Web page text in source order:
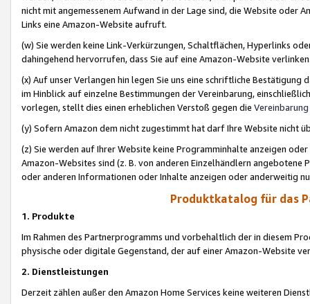
nicht mit angemessenem Aufwand in der Lage sind, die Website oder
Links eine Amazon-Website aufruft.
(w) Sie werden keine Link-Verkürzungen, Schaltflächen, Hyperlinks
dahingehend hervorrufen, dass Sie auf eine Amazon-Website
(x) Auf unser Verlangen hin legen Sie uns eine schriftliche
im Hinblick auf einzelne Bestimmungen der Vereinbarung,
vorlegen, stellt dies einen erheblichen Verstoß gegen die Vereinbarung
(y) Sofern Amazon dem nicht zugestimmt hat darf Ihre Website nicht
(z) Sie werden auf Ihrer Website keine Programminhalte anzeigen
Amazon-Websites sind (z. B. von anderen Einzelhändlern
oder anderen Informationen oder Inhalte anzeigen oder anderweitig
Produktkatalog für das
1. Produkte
Im Rahmen des Partnerprogramms und vorbehaltlich der in diesem
physische oder digitale Gegenstand, der auf einer Amazon-Website
2. Dienstleistungen
Derzeit zählen außer den Amazon Home Services keine weiteren